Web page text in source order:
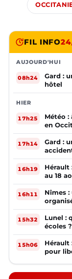
FIL INFO
AUJOURD'HUI
08h24
Gard :
hôtel
HIER
17h25
Météo :
en
17h14
Gard :
16h19
Hérault
au 18
16h11
Nîmes
15h32
Lunel :
écoles ?
15h06
Hérault
pour